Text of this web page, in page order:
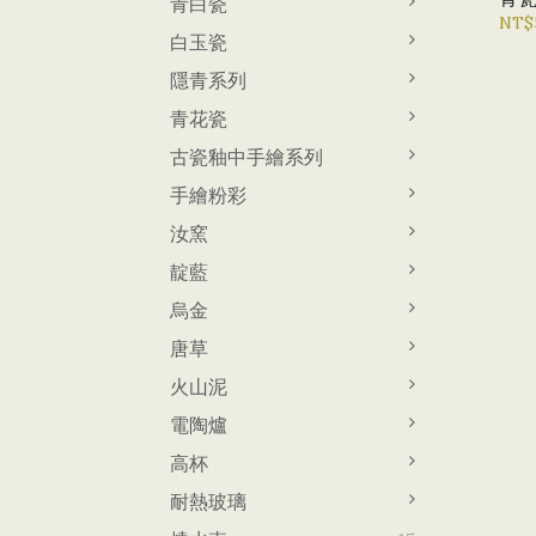
白玉瓷
隱青系列
青花瓷
古瓷釉中手繪系列
手繪粉彩
汝窯
靛藍
烏金
唐草
火山泥
電陶爐
高杯
耐熱玻璃